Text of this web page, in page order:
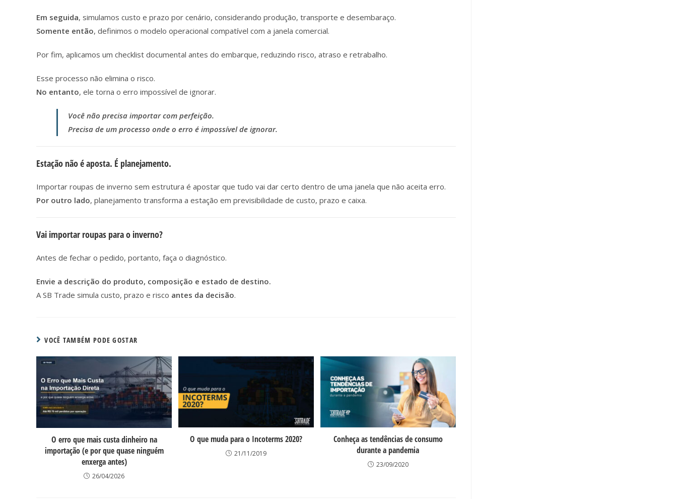
Em seguida, simulamos custo e prazo por cenário, considerando produção, transporte e desembaraço.
Somente então, definimos o modelo operacional compatível com a janela comercial.
Por fim, aplicamos um checklist documental antes do embarque, reduzindo risco, atraso e retrabalho.
Esse processo não elimina o risco.
No entanto, ele torna o erro impossível de ignorar.
Você não precisa importar com perfeição.
Precisa de um processo onde o erro é impossível de ignorar.
Estação não é aposta. É planejamento.
Importar roupas de inverno sem estrutura é apostar que tudo vai dar certo dentro de uma janela que não aceita erro.
Por outro lado, planejamento transforma a estação em previsibilidade de custo, prazo e caixa.
Vai importar roupas para o inverno?
Antes de fechar o pedido, portanto, faça o diagnóstico.
Envie a descrição do produto, composição e estado de destino.
A SB Trade simula custo, prazo e risco antes da decisão.
VOCÊ TAMBÉM PODE GOSTAR
O erro que mais custa dinheiro na
importação (e por que quase ninguém
enxerga antes)
26/04/2026
O que muda para o Incoterms 2020?
21/11/2019
Conheça as tendências de consumo
durante a pandemia
23/09/2020